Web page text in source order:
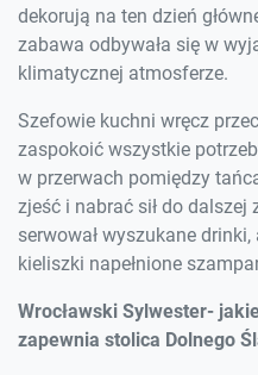
dekorują na ten dzień
zabawa odbywała się w
klimatycznej atmosferze.
Szefowie kuchni wręcz
zaspokoić wszystkie
w przerwach pomiędzy
zjeść i nabrać sił do dalszej
serwował wyszukane
kieliszki napełnione
Wrocławski Sylwester-
zapewnia stolica Dolnego